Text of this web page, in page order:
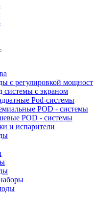
с регулировкой
системы с экраном
Pod-системы
POD - системы
POD - системы
и испарители